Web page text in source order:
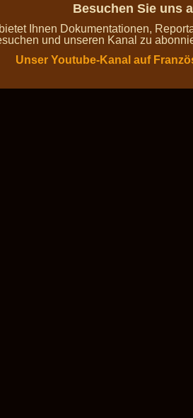
Besuchen Sie uns
Ihnen Dokumentationen,
und unseren Kanal zu
Unser Youtube-Kanal auf